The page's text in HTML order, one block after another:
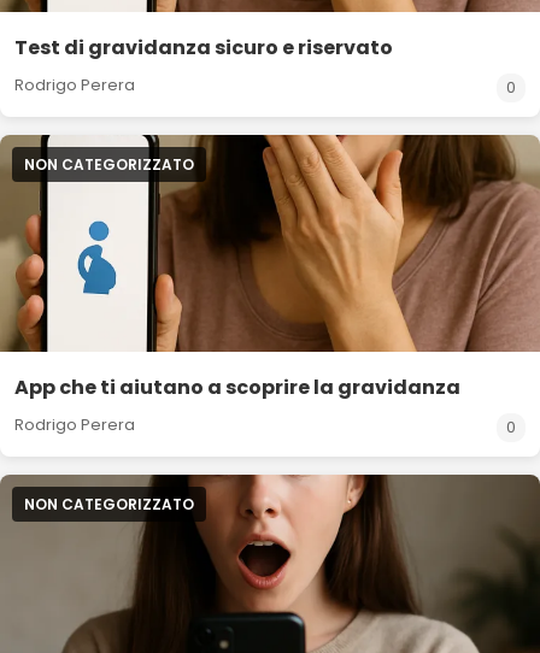
Test di gravidanza sicuro e riservato
Rodrigo Perera 0
NON CATEGORIZZATO
App che ti aiutano a scoprire la gravidanza
Rodrigo Perera 0
NON CATEGORIZZATO